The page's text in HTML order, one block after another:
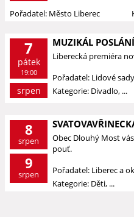
Pořadatel: Město Liberec
7
pátek
19:00
srpen
MUZIKÁL POSLÁNÍ
Liberecká premiéra
Pořadatel: Lidové sady
Kategorie: Divadlo, ...
8
srpen
9
srpen
Obec Dlouhý Most
pouť.
Pořadatel: Liberec a
Kategorie: Děti, ...